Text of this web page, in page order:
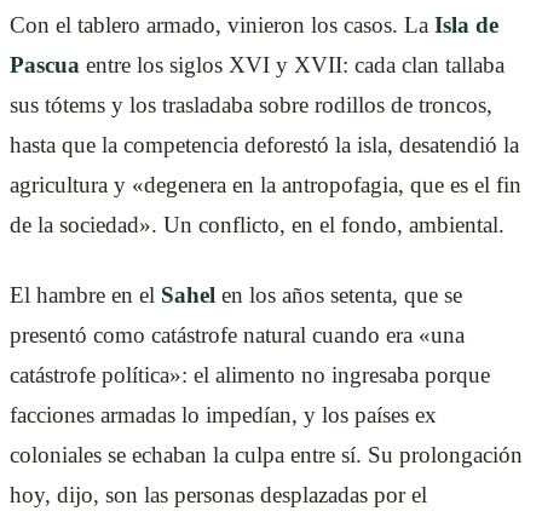
Con el tablero armado, vinieron los casos. La Isla de
Pascua entre los siglos XVI y XVII: cada clan tallaba
sus tótems y los trasladaba sobre rodillos de troncos,
hasta que la competencia deforestó la isla, desatendió la
agricultura y «degenera en la antropofagia, que es el fin
de la sociedad». Un conflicto, en el fondo, ambiental.
El hambre en el Sahel en los años setenta, que se
presentó como catástrofe natural cuando era «una
catástrofe política»: el alimento no ingresaba porque
facciones armadas lo impedían, y los países ex
coloniales se echaban la culpa entre sí. Su prolongación
hoy, dijo, son las personas desplazadas por el